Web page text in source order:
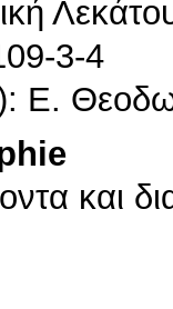
3-4
Ε.
και